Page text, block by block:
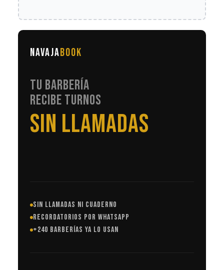
NAVAJABOOK
TU BARBERÍA
RECIBE TURNOS
EN AUTOMÁTICO
SIN LLAMADAS NI CUADERNO
RECORDATORIOS POR WHATSAPP
+240 BARBERÍAS YA LO USAN